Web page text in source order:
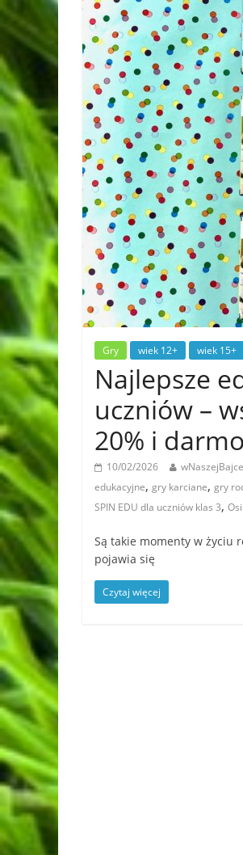
Gry wiek 12+ wiek 15+
Najlepsze
uczniów –
20% i
10/02/2026 wNaszejBajce
edukacyjne, gry karciane, gry
SPIN EDU dla uczniów klas 3,
Są takie momenty w życiu
pojawia się
Czytaj więcej